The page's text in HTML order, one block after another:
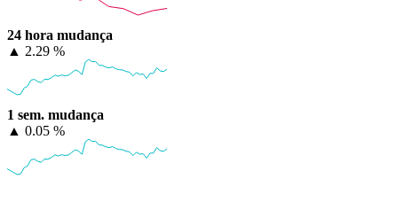
24 hora mudança
▲ 2.29 %
1 sem. mudança
▲ 0.05 %